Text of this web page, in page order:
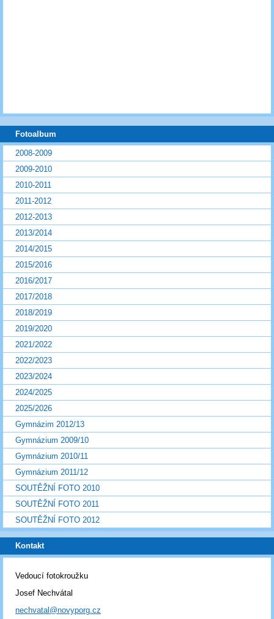
Fotoalbum
2008-2009
2009-2010
2010-2011
2011-2012
2012-2013
2013/2014
2014/2015
2015/2016
2016/2017
2017/2018
2018/2019
2019/2020
2021/2022
2022/2023
2023/2024
2024/2025
2025/2026
Gymnázim 2012/13
Gymnázium 2009/10
Gymnázium 2010/11
Gymnázium 2011/12
SOUTĚŽNÍ FOTO 2010
SOUTĚŽNÍ FOTO 2011
SOUTĚŽNÍ FOTO 2012
Kontakt
Vedoucí fotokroužku
Josef Nechvátal
nechvatal@novyporg.cz